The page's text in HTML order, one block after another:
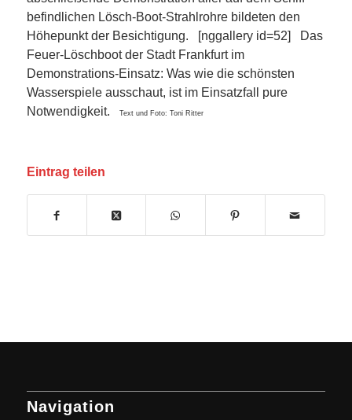
befindlichen Lösch-Boot-Strahlrohre bildeten den
Höhepunkt der Besichtigung. [nggallery id=52] Das
Feuer-Löschboot der Stadt Frankfurt im
Demonstrations-Einsatz: Was wie die schönsten
Wasserspiele ausschaut, ist im Einsatzfall pure
Notwendigkeit.
Text und Foto: Toni Ritter
Eintrag teilen
Navigation